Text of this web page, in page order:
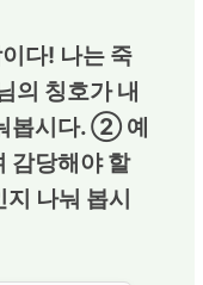
다! 나는 죽
의 칭호가 내
봅시다. ② 예
감당해야 할
나눠 봅시